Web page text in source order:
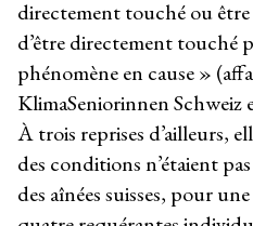
directement touché ou être
d’être directement touché
phénomène en cause »
KlimaSeniorinnen Schweiz
À trois reprises d’ailleurs,
des conditions n’étaient
des aînées suisses, pour